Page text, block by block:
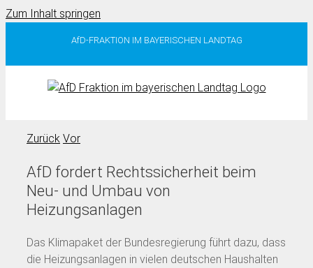
Zum Inhalt springen
AfD-FRAKTION IM BAYERISCHEN LANDTAG
Zurück Vor
AfD fordert Rechtssicherheit beim
Neu- und Umbau von
Heizungsanlagen
Das Klimapaket der Bundesregierung führt dazu, dass
die Heizungsanlagen in vielen deutschen Haushalten